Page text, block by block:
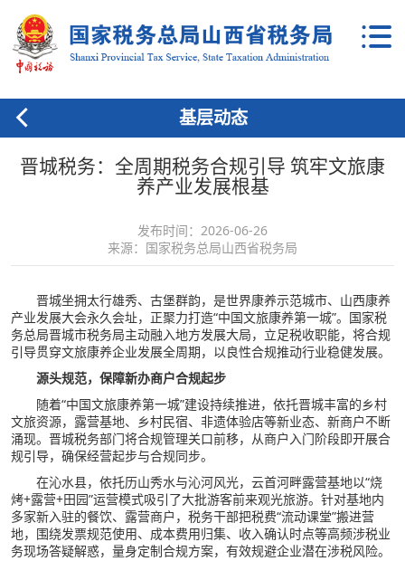
基层动态
晋城税务：全周期税务合规引导 筑牢文旅康
养产业发展根基
发布时间：2026-06-26
来源：国家税务总局山西省税务局
晋城坐拥太行雄秀、古堡群韵，是世界康养示范城市、山西康养
产业发展大会永久会址，正聚力打造“中国文旅康养第一城”。国家税
务总局晋城市税务局主动融入地方发展大局，立足税收职能，将合规
引导贯穿文旅康养企业发展全周期，以良性合规推动行业稳健发展。
源头规范，保障新办商户合规起步
随着“中国文旅康养第一城”建设持续推进，依托晋城丰富的乡村
文旅资源，露营基地、乡村民宿、非遗体验店等新业态、新商户不断
涌现。晋城税务部门将合规管理关口前移，从商户入门阶段即开展合
规引导，确保经营起步与合规同步。
在沁水县，依托历山秀水与沁河风光，云首河畔露营基地以“烧
烤+露营+田园”运营模式吸引了大批游客前来观光旅游。针对基地内
多家新入驻的餐饮、露营商户，税务干部把税费“流动课堂”搬进营
地，围绕发票规范使用、成本费用归集、收入确认时点等高频涉税业
务现场答疑解惑，量身定制合规方案，有效规避企业潜在涉税风险。